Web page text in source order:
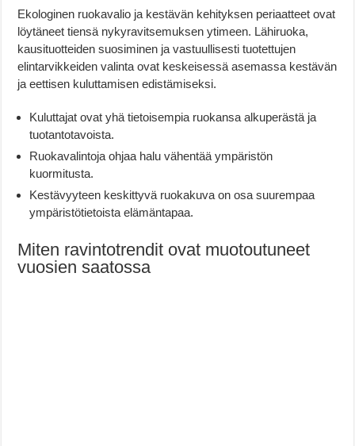
Ekologinen ruokavalio ja kestävän kehityksen periaatteet ovat
löytäneet tiensä nykyravitsemuksen ytimeen. Lähiruoka,
kausituotteiden suosiminen ja vastuullisesti tuotettujen
elintarvikkeiden valinta ovat keskeisessä asemassa kestävän
ja eettisen kuluttamisen edistämiseksi.
Kuluttajat ovat yhä tietoisempia ruokansa alkuperästä ja
tuotantotavoista.
Ruokavalintoja ohjaa halu vähentää ympäristön
kuormitusta.
Kestävyyteen keskittyvä ruokakuva on osa suurempaa
ympäristötietoista elämäntapaa.
Miten ravintotrendit ovat muotoutuneet
vuosien saatossa